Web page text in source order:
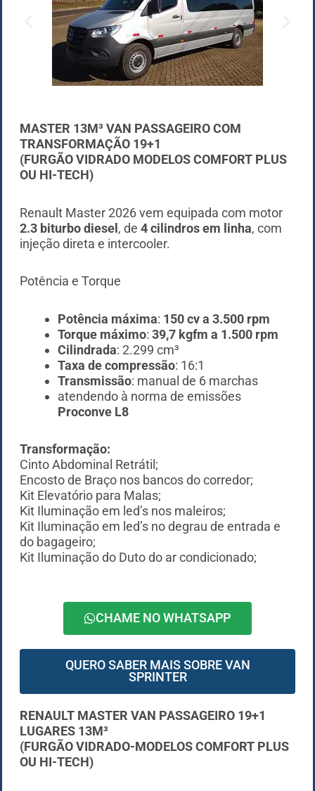
MASTER 13M³ VAN PASSAGEIRO COM
TRANSFORMAÇÃO 19+1
(FURGÃO VIDRADO MODELOS COMFORT PLUS
OU HI-TECH)
Renault Master 2026 vem equipada com motor
2.3 biturbo diesel, de 4 cilindros em linha, com
injeção direta e intercooler.
Potência e Torque
Potência máxima: 150 cv a 3.500 rpm
Torque máximo: 39,7 kgfm a 1.500 rpm
Cilindrada: 2.299 cm³
Taxa de compressão: 16:1
Transmissão: manual de 6 marchas
atendendo à norma de emissões
Proconve L8
Transformação:
Cinto Abdominal Retrátil;
Encosto de Braço nos bancos do corredor;
Kit Elevatório para Malas;
Kit Iluminação em led’s nos maleiros;
Kit Iluminação em led’s no degrau de entrada e
do bagageiro;
Kit Iluminação do Duto do ar condicionado;
CHAME NO WHATSAPP
QUERO SABER MAIS SOBRE VAN
SPRINTER
RENAULT MASTER VAN PASSAGEIRO 19+1
LUGARES 13M³
(FURGÃO VIDRADO-MODELOS COMFORT PLUS
OU HI-TECH)